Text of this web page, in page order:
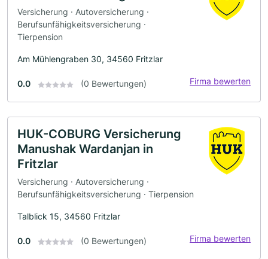
Versicherung · Autoversicherung ·
Berufsunfähigkeitsversicherung ·
Tierpension
Am Mühlengraben 30, 34560 Fritzlar
0.0 (0 Bewertungen) Firma bewerten
HUK-COBURG Versicherung
Manushak Wardanjan in
Fritzlar
Versicherung · Autoversicherung ·
Berufsunfähigkeitsversicherung · Tierpension
Talblick 15, 34560 Fritzlar
0.0 (0 Bewertungen) Firma bewerten